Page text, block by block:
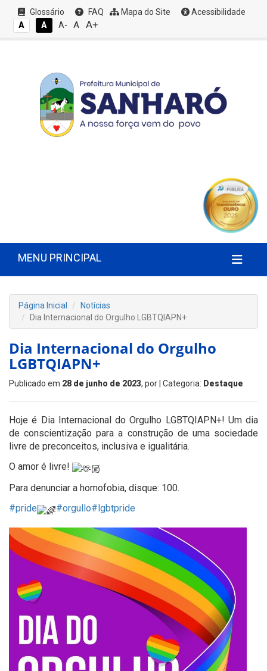
Glossário FAQ Mapa do Site
Acessibilidade
A
A A- A A+
MENU PRINCIPAL
Página Inicial
Notícias
Dia Internacional do Orgulho LGBTQIAPN+
Dia Internacional do Orgulho
LGBTQIAPN+
Publicado em 28 de junho de 2023, por | Categoria: Destaque
Hoje é Dia Internacional do Orgulho LGBTQIAPN+! Um dia
de conscientização para a construção de uma sociedade
livre de preconceitos, inclusiva e igualitária.
O amor é livre!
Para denunciar a homofobia, disque: 100.
#pride
#orgullo#lgbtpride